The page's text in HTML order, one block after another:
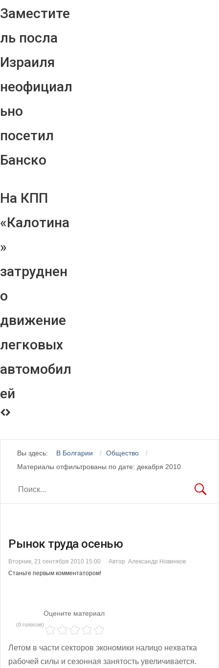
Заместите
ль посла
Израиля
неофициал
ьно
посетил
Банско
На КПП
«Калотина
»
затруднен
о
движение
легковых
автомобил
ей
Вы здесь: В Болгарии
Общество
Материалы отфильтрованы по дате: декабря 2010
Рынок труда осенью
Вторник, 21 сентября 2010 15:00
Автор Александр Новинков
Станьте первым комментатором!
Оцените материал
(0 голосов)
Летом в части секторов экономики налицо нехватка
рабочей силы и сезонная занятость увеличивается.